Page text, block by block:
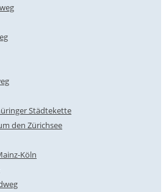
Städtekette
den Zürichsee
Köln